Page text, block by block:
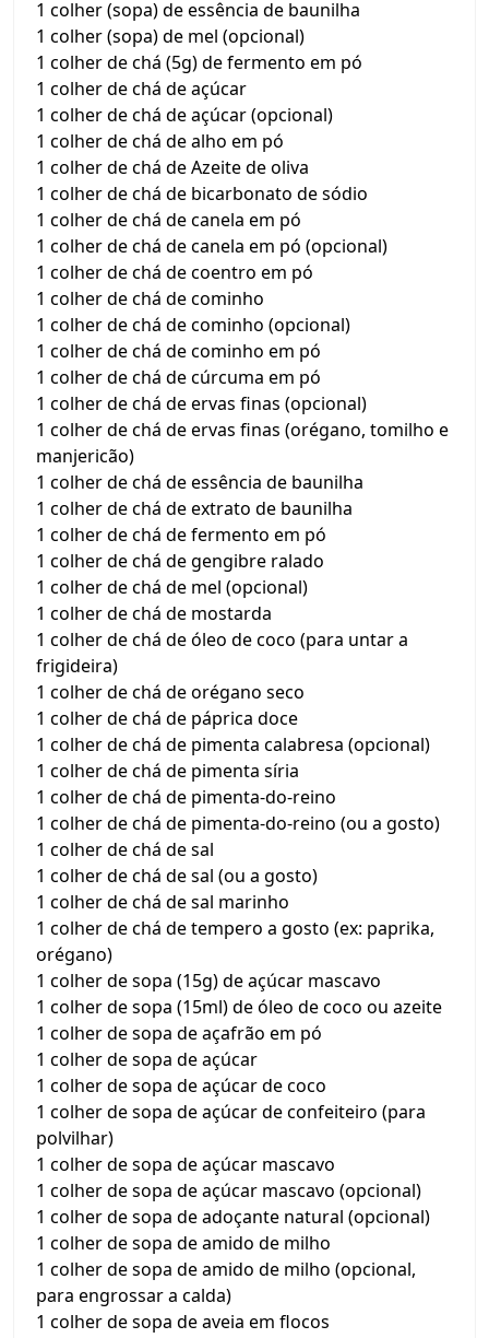
1 colher (sopa) de essência de baunilha
1 colher (sopa) de mel (opcional)
1 colher de chá (5g) de fermento em pó
1 colher de chá de açúcar
1 colher de chá de açúcar (opcional)
1 colher de chá de alho em pó
1 colher de chá de Azeite de oliva
1 colher de chá de bicarbonato de sódio
1 colher de chá de canela em pó
1 colher de chá de canela em pó (opcional)
1 colher de chá de coentro em pó
1 colher de chá de cominho
1 colher de chá de cominho (opcional)
1 colher de chá de cominho em pó
1 colher de chá de cúrcuma em pó
1 colher de chá de ervas finas (opcional)
1 colher de chá de ervas finas (orégano, tomilho e
manjericão)
1 colher de chá de essência de baunilha
1 colher de chá de extrato de baunilha
1 colher de chá de fermento em pó
1 colher de chá de gengibre ralado
1 colher de chá de mel (opcional)
1 colher de chá de mostarda
1 colher de chá de óleo de coco (para untar a
frigideira)
1 colher de chá de orégano seco
1 colher de chá de páprica doce
1 colher de chá de pimenta calabresa (opcional)
1 colher de chá de pimenta síria
1 colher de chá de pimenta-do-reino
1 colher de chá de pimenta-do-reino (ou a gosto)
1 colher de chá de sal
1 colher de chá de sal (ou a gosto)
1 colher de chá de sal marinho
1 colher de chá de tempero a gosto (ex: paprika,
orégano)
1 colher de sopa (15g) de açúcar mascavo
1 colher de sopa (15ml) de óleo de coco ou azeite
1 colher de sopa de açafrão em pó
1 colher de sopa de açúcar
1 colher de sopa de açúcar de coco
1 colher de sopa de açúcar de confeiteiro (para
polvilhar)
1 colher de sopa de açúcar mascavo
1 colher de sopa de açúcar mascavo (opcional)
1 colher de sopa de adoçante natural (opcional)
1 colher de sopa de amido de milho
1 colher de sopa de amido de milho (opcional,
para engrossar a calda)
1 colher de sopa de aveia em flocos